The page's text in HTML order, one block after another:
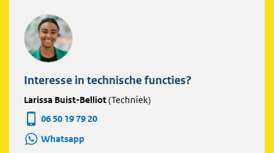
Interesse in technische functies?
Larissa Buist-Belliot(Techniek)
06 50 19 79 20
Whatsapp